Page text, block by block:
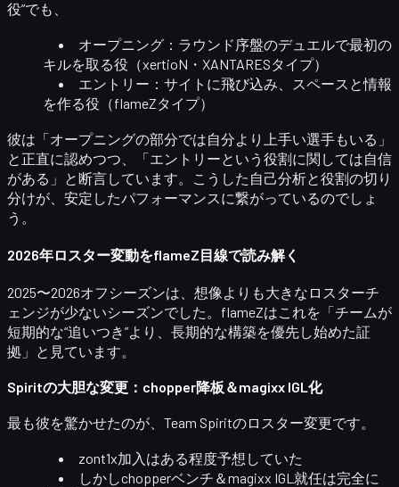
役”でも、
オープニング ：ラウンド序盤のデュエルで最初の
キルを取る役（xertioN・XANTARESタイプ）
エントリー ：サイトに飛び込み、スペースと情報
を作る役（flameZタイプ）
彼は「オープニングの部分では自分より上手い選手もいる」
と正直に認めつつ、「エントリーという役割に関しては自信
がある」と断言しています。こうした自己分析と役割の切り
分けが、安定したパフォーマンスに繋がっているのでしょ
う。
2026年ロスター変動をflameZ目線で読み解く
2025〜2026オフシーズンは、想像よりも大きなロスターチ
ェンジが少ないシーズンでした。flameZはこれを 「チームが
短期的な“追いつき”より、長期的な構築を優先し始めた証
拠」 と見ています。
Spiritの大胆な変更：chopper降板＆magixx IGL化
最も彼を驚かせたのが、 Team Spiritのロスター変更です。
zont1x加入 はある程度予想していた
しかしchopperベンチ＆magixx IGL就任は完全に